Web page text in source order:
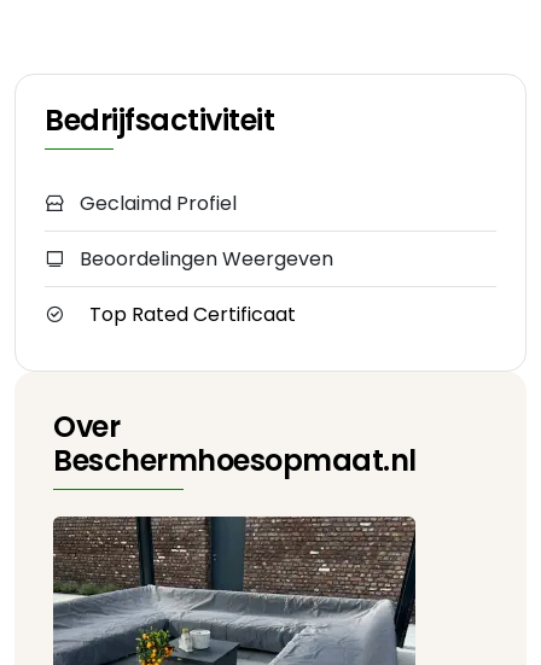
Bedrijfsactiviteit
Geclaimd Profiel
Beoordelingen Weergeven
Top Rated Certificaat
Over
Beschermhoesopmaat.nl